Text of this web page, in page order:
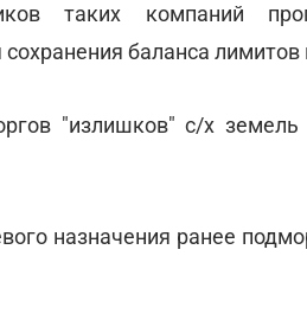
таких компаний
баланса лимитов
"излишков" с/х
назначения ранее